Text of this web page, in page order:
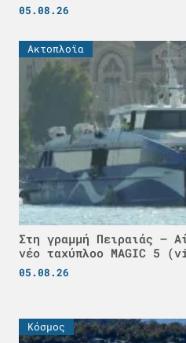
05.08.26
Ακτοπλοϊα
Στη γραμμή Πειραιάς –
νέο ταχύπλοο MAGIC 5
05.08.26
Κόσμος